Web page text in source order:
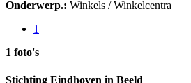
Onderwerp.: Winkels / Winkelcentra
1
1 foto's
Stichting Eindhoven in Beeld